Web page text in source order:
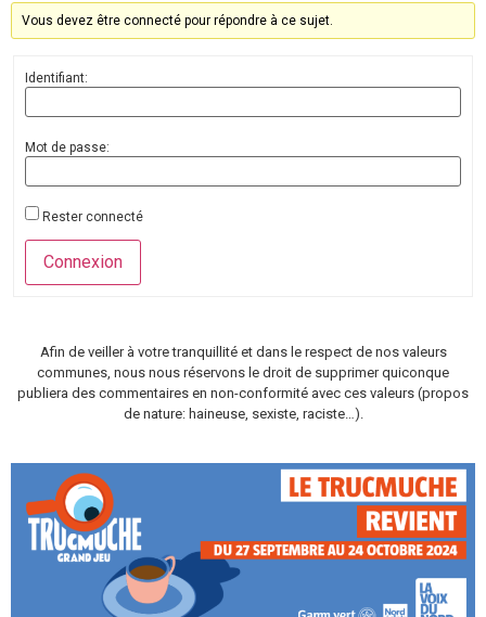
Vous devez être connecté pour répondre à ce sujet.
Identifiant:
Mot de passe:
Rester connecté
Connexion
Afin de veiller à votre tranquillité et dans le respect de nos valeurs
communes, nous nous réservons le droit de supprimer quiconque
publiera des commentaires en non-conformité avec ces valeurs (propos
de nature: haineuse, sexiste, raciste…).